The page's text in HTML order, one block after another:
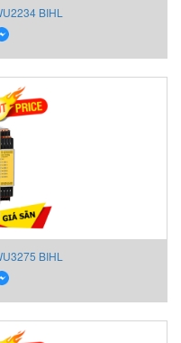
BIHL
BIHL